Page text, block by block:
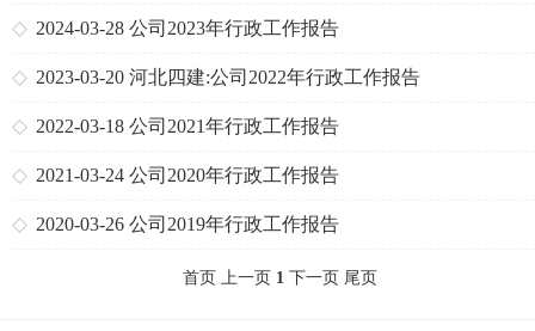
2024-03-28 公司2023年行政工作报告
2023-03-20 河北四建:公司2022年行政工作报告
2022-03-18 公司2021年行政工作报告
2021-03-24 公司2020年行政工作报告
2020-03-26 公司2019年行政工作报告
首页 上一页 1 下一页 尾页